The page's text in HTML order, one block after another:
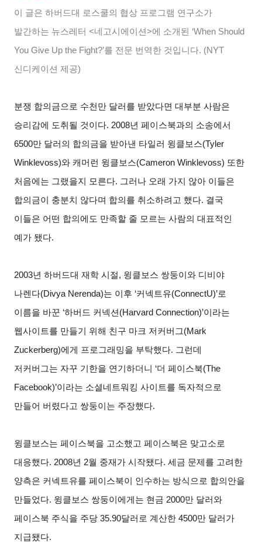
이 글은 하버드대 로스쿨의 협상 프로그램 연구소가
발간하는 뉴스레터 <네고시에이션>에 소개된 ‘When Should
You Give Up the Fight?’를 전문 번역한 것입니다. (NYT
신디케이션 제공)
분쟁 합의금으로 수천만 달러를 받았다면 대부분 사람은
승리감에 도취될 것이다. 2008년 페이스북과의 소송에서
6500만 달러의 합의금을 받아낸 타일러 윙클보스(Tyler
Winklevoss)와 캐머런 윙클보스(Cameron Winklevoss) 또한
처음에는 그랬을지 모른다. 그러나 오래 가지 않아 이들은
합의금이 충분치 않다며 합의를 취소하려고 했다. 결국
이들은 어떤 합의에도 만족할 줄 모르는 사람의 대표적인
예가 됐다.
2003년 하버드대 재학 시절, 윙클보스 쌍둥이와 디비야
나렌다(Divya Nerenda)는 이후 ‘커넥트유(ConnectU)’로
이름을 바꾼 ‘하버드 커넥션(Harvard Connection)’이라는
웹사이트를 만들기 위해 친구 마크 저커버그(Mark
Zuckerberg)에게 프로그래밍을 부탁했다. 그런데
저커버그는 자꾸 기한을 연기하더니 ‘더 페이스북(The
Facebook)’이라는 소셜네트워킹 사이트를 독자적으로
만들어 버렸다고 쌍둥이는 주장했다.
윙클보스는 페이스북을 고소했고 페이스북은 맞고소로
대응했다. 2008년 2월 중재가 시작됐다. 세금 문제를 고려한
양측은 커넥트유를 페이스북이 인수하는 방식으로 합의안을
만들었다. 윙클보스 쌍둥이에게는 현금 2000만 달러와
페이스북 주식을 주당 35.90달러로 계산한 4500만 달러가
지급됐다.